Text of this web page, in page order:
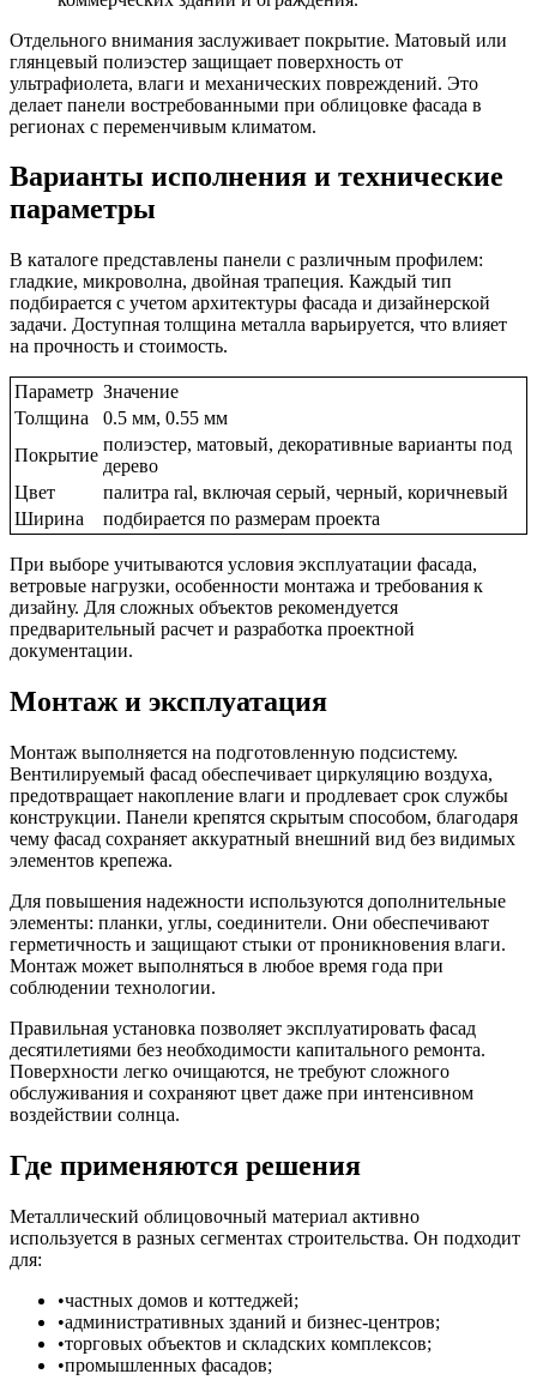
Отдельного внимания заслуживает покрытие. Матовый или
глянцевый полиэстер защищает поверхность от
ультрафиолета, влаги и механических повреждений. Это
делает панели востребованными при облицовке фасада в
регионах с переменчивым климатом.
Варианты исполнения и технические
параметры
В каталоге представлены панели с различным профилем:
гладкие, микроволна, двойная трапеция. Каждый тип
подбирается с учетом архитектуры фасада и дизайнерской
задачи. Доступная толщина металла варьируется, что влияет
на прочность и стоимость.
Параметр Значение
Толщина
0.5 мм, 0.55 мм
Покрытие
полиэстер, матовый, декоративные варианты под
дерево
Цвет
палитра ral, включая серый, черный, коричневый
Ширина
подбирается по размерам проекта
При выборе учитываются условия эксплуатации фасада,
ветровые нагрузки, особенности монтажа и требования к
дизайну. Для сложных объектов рекомендуется
предварительный расчет и разработка проектной
документации.
Монтаж и эксплуатация
Монтаж выполняется на подготовленную подсистему.
Вентилируемый фасад обеспечивает циркуляцию воздуха,
предотвращает накопление влаги и продлевает срок службы
конструкции. Панели крепятся скрытым способом, благодаря
чему фасад сохраняет аккуратный внешний вид без видимых
элементов крепежа.
Для повышения надежности используются дополнительные
элементы: планки, углы, соединители. Они обеспечивают
герметичность и защищают стыки от проникновения влаги.
Монтаж может выполняться в любое время года при
соблюдении технологии.
Правильная установка позволяет эксплуатировать фасад
десятилетиями без необходимости капитального ремонта.
Поверхности легко очищаются, не требуют сложного
обслуживания и сохраняют цвет даже при интенсивном
воздействии солнца.
Где применяются решения
Металлический облицовочный материал активно
используется в разных сегментах строительства. Он подходит
для:
частных домов и коттеджей;
административных зданий и бизнес-центров;
торговых объектов и складских комплексов;
промышленных фасадов;